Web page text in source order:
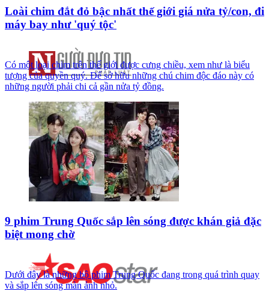
Loài chim đắt đỏ bậc nhất thế giới giá nửa tỷ/con, đi
máy bay như 'quý tộc'
Có một loại chim trên thế giới được cưng chiều, xem như là biểu
tượng của quyền quý. Để sở hữu những chú chim độc đáo này có
những người phải chi cả gần nửa tỷ đồng.
9 phim Trung Quốc sắp lên sóng được khán giả đặc
biệt mong chờ
Dưới đây là những bộ phim Trung Quốc đang trong quá trình quay
và sắp lên sóng màn ảnh nhỏ.